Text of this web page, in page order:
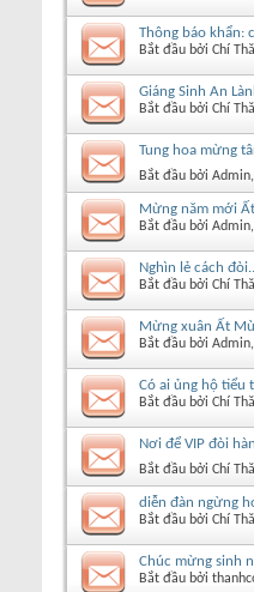
Thông báo
Bắt đầu bởi Chí
Giáng Sinh An
Bắt đầu bởi Chí
Tung hoa mừng
Bắt đầu bởi Admin
Mừng năm mới
Bắt đầu bởi Admin
Nghìn lẻ cách
Bắt đầu bởi Chí
Mừng xuân Ất
Bắt đầu bởi Admin
Có ai ủng hộ tiểu
Bắt đầu bởi Chí
Nơi để VIP đòi
Bắt đầu bởi Chí
diễn đàn ngừng
Bắt đầu bởi Chí
Chúc mừng sinh
Bắt đầu bởi